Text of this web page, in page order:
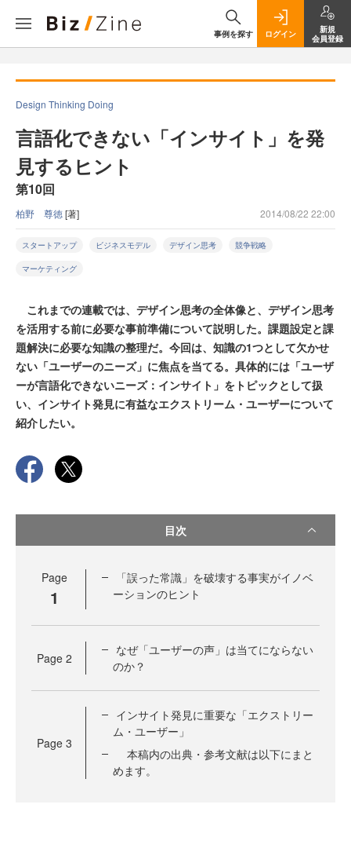
事例を探す ログイン
新規
会員登録
Design Thinking Doing
言語化できない「インサイト」を発
見するヒント
第10回
柏野 尊徳[著] 2014/08/22 22:00
スタートアップ ビジネスモデル デザイン思考 競争戦略
マーケティング
これまでの連載では、デザイン思考の全体像と、デザイン思考
を活用する前に必要な事前準備について説明した。課題設定と課
題解決に必要な知識の整理だ。今回は、知識の1つとして欠かせ
ない「ユーザーのニーズ」に焦点を当てる。具体的には「ユーザ
ーが言語化できないニーズ：インサイト」をトピックとして扱
い、インサイト発見に有益なエクストリーム・ユーザーについて
紹介したい。
目次
Page
1
「誤った常識」を破壊する事実がイノベ
ーションのヒント
Page 2
なぜ「ユーザーの声」は当てにならない
のか？
Page 3
インサイト発見に重要な「エクストリー
ム・ユーザー」
本稿内の出典・参考文献は以下にまと
めます。